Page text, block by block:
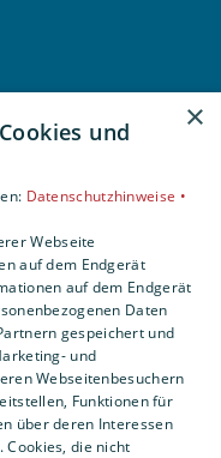
×
und
Datenschutzhinweise •
Webseite
auf dem Endgerät
auf dem Endgerät
Daten
gespeichert und
und
Webseitenbesuchern
Funktionen für
über deren Interessen
die nicht